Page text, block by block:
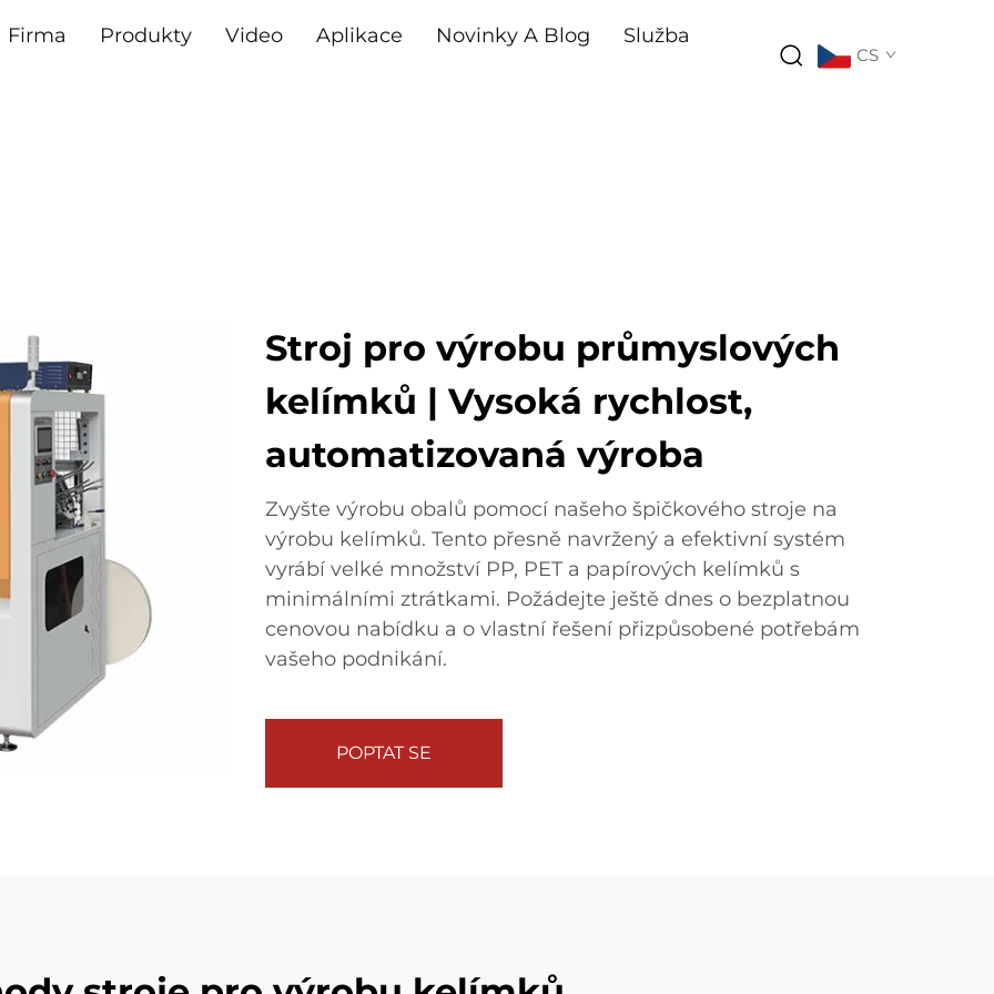
Firma Produkty Video Aplikace Novinky A Blog Služba
CS
Stroj pro výrobu průmyslových
kelímků | Vysoká rychlost,
automatizovaná výroba
Zvyšte výrobu obalů pomocí našeho špičkového stroje na
výrobu kelímků. Tento přesně navržený a efektivní systém
vyrábí velké množství PP, PET a papírových kelímků s
minimálními ztrátkami. Požádejte ještě dnes o bezplatnou
cenovou nabídku a o vlastní řešení přizpůsobené potřebám
vašeho podnikání.
POPTAT SE